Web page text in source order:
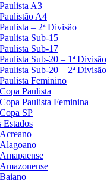
Paulista A3
Paulistão A4
Paulista – 2ª Divisão
Paulista Sub-15
Paulista Sub-17
Paulista Sub-20 – 1ª Divisão
Paulista Sub-20 – 2ª Divisão
Paulista Feminino
Copa Paulista
Copa Paulista Feminina
Copa SP
Estados
Acreano
Alagoano
Amapaense
Amazonense
Baiano